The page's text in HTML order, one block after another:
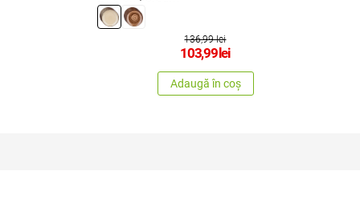
136,99 lei
103,99lei
Adaugă în coș